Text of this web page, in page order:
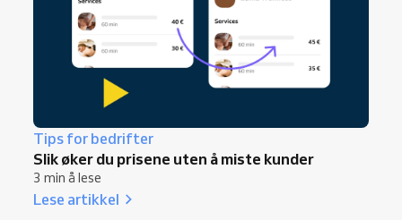
Tips for bedrifter
Slik øker du prisene uten å miste kunder
3 min å lese
Lese artikkel